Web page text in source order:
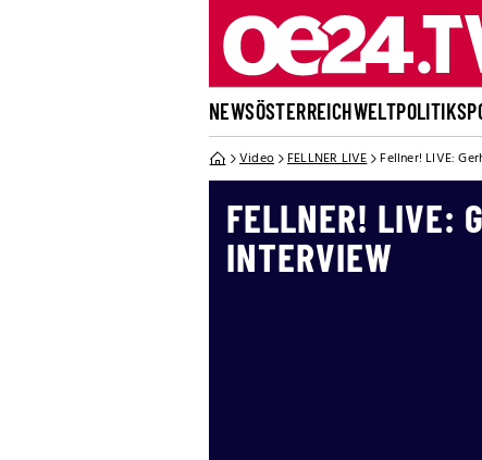
NEWSÖSTERREICHWELTPOLITIK
Video FELLNER LIVE Fellner! LIVE:
FELLNER! LIVE:
INTERVIEW